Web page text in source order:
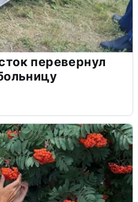
перевернул